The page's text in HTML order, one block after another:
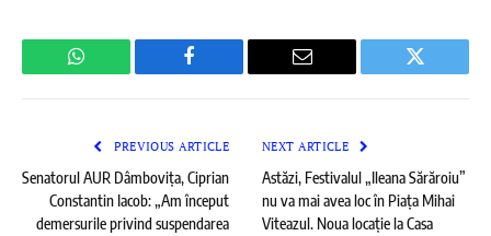
WhatsApp Facebook Email Twitter
PREVIOUS ARTICLE
Senatorul AUR Dâmbovița, Ciprian
Constantin Iacob: „Am început
demersurile privind suspendarea
NEXT ARTICLE
Astăzi, Festivalul „Ileana Sărăroiu”
nu va mai avea loc în Piața Mihai
Viteazul. Noua locație la Casa